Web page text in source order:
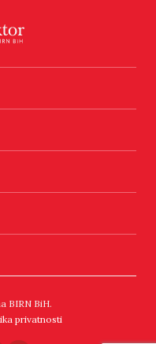
BIRN BiH.
privatnosti